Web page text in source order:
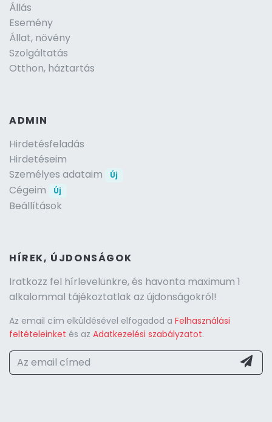
Állás
Esemény
Állat, növény
Szolgáltatás
Otthon, háztartás
ADMIN
Hirdetésfeladás
Hirdetéseim
Személyes adataim
Új
Cégeim Új
Beállítások
HÍREK, ÚJDONSÁGOK
Iratkozz fel hírlevelünkre, és havonta maximum 1
alkalommal tájékoztatlak az újdonságokról!
Az email cím elküldésével elfogadod a Felhasználási
feltételeinket és az Adatkezelési szabályzatot.